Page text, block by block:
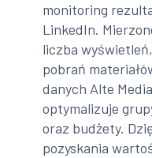
monitoring
LinkedIn.
liczba
pobrań
danych Alte
optymalizuje
oraz budżety.
pozyskania